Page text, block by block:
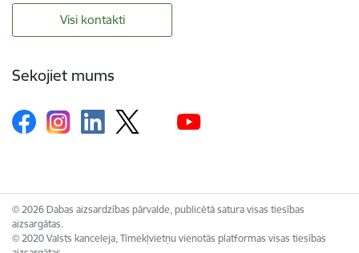
Visi kontakti
Sekojiet mums
© 2026 Dabas aizsardzības pārvalde, publicētā satura visas tiesības
aizsargātas.
© 2020 Valsts kanceleja, Tīmekļvietņu vienotās platformas visas tiesības